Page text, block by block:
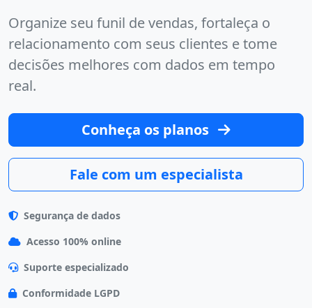
Organize seu funil de vendas, fortaleça o
relacionamento com seus clientes e tome
decisões melhores com dados em tempo
real.
Conheça os planos
Fale com um especialista
Segurança de dados
Acesso 100% online
Suporte especializado
Conformidade LGPD